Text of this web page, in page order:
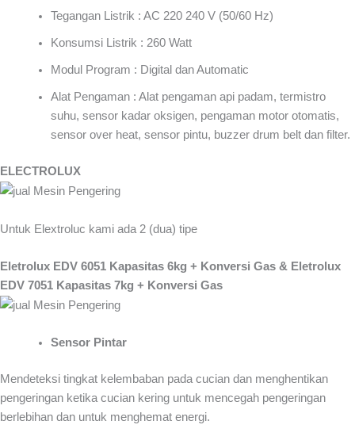
Tegangan Listrik : AC 220 240 V (50/60 Hz)
Konsumsi Listrik : 260 Watt
Modul Program : Digital dan Automatic
Alat Pengaman : Alat pengaman api padam, termistro
suhu, sensor kadar oksigen, pengaman motor otomatis,
sensor over heat, sensor pintu, buzzer drum belt dan filter.
ELECTROLUX
Untuk Elextroluc kami ada 2 (dua) tipe
Eletrolux EDV 6051 Kapasitas 6kg + Konversi Gas & Eletrolux
EDV 7051 Kapasitas 7kg + Konversi Gas
Sensor Pintar
Mendeteksi tingkat kelembaban pada cucian dan menghentikan
pengeringan ketika cucian kering untuk mencegah pengeringan
berlebihan dan untuk menghemat energi.